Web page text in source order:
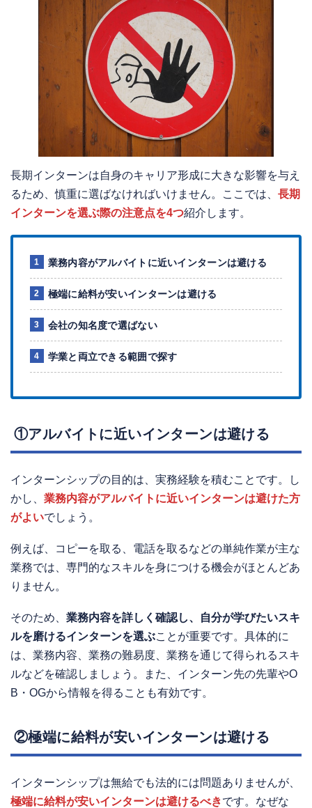
長期インターンは自身のキャリア形成に大きな影響を与え
るため、慎重に選ばなければいけません。ここでは、 長期
インターンを選ぶ際の注意点を4つ紹介します。
業務内容がアルバイトに近いインターンは避ける
極端に給料が安いインターンは避ける
会社の知名度で選ばない
学業と両立できる範囲で探す
①アルバイトに近いインターンは避ける
インターンシップの目的は、実務経験を積むことです。し
かし、 業務内容がアルバイトに近いインターンは避けた方
がよいでしょう。
例えば、コピーを取る、電話を取るなどの単純作業が主な
業務では、専門的なスキルを身につける機会がほとんどあ
りません。
そのため、 業務内容を詳しく確認し、自分が学びたいスキ
ルを磨けるインターンを選ぶことが重要です。具体的に
は、業務内容、業務の難易度、業務を通じて得られるスキ
ルなどを確認しましょう。また、インターン先の先輩やO
B・OGから情報を得ることも有効です。
②極端に給料が安いインターンは避ける
インターンシップは無給でも法的には問題ありませんが、
極端に給料が安いインターンは避けるべきです。なぜな